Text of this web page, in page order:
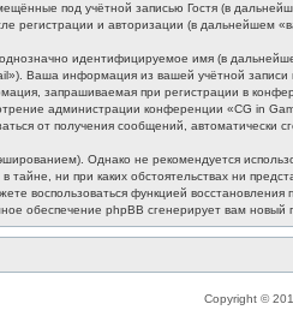
под учётной записью Гостя (в
регистрации и авторизации (в дальнейшем
идентифицируемое имя (в
Ваша информация из вашей учётной
запрашиваемая при регистрации в
администрации конференции «CG in
от получения сообщений,
Однако не рекомендуется
тайне, ни при каких обстоятельствах ни
воспользоваться функцией
обеспечение phpBB сгенерирует вам новый
Copyright ©